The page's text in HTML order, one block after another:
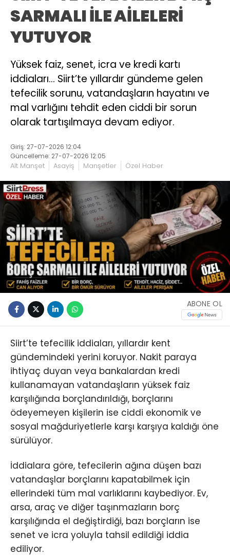
SARMALI İLE AİLELERİ
YUTUYOR
Yüksek faiz, senet, icra ve kredi kartı
iddiaları… Siirt’te yıllardır gündeme gelen
tefecilik sorunu, vatandaşların hayatını ve
mal varlığını tehdit eden ciddi bir sorun
olarak tartışılmaya devam ediyor.
Giriş: 27-07-2026 12:04
Güncelleme: 27-07-2026 12:05
Alt Manşet Asayiş Manşetler Özel Haber
ABONE OL
Siirt’te tefecilik iddiaları, yıllardır kent
gündemindeki yerini koruyor. Nakit paraya
ihtiyaç duyan veya bankalardan kredi
kullanamayan vatandaşların yüksek faiz
karşılığında borçlandırıldığı, borçlarını
ödeyemeyen kişilerin ise ciddi ekonomik ve
sosyal mağduriyetlerle karşı karşıya kaldığı öne
sürülüyor.
İddialara göre, tefecilerin ağına düşen bazı
vatandaşlar borçlarını kapatabilmek için
ellerindeki tüm mal varlıklarını kaybediyor. Ev,
arsa, araç ve diğer taşınmazların borç
karşılığında el değiştirdiği, bazı borçların ise
senet ve icra yoluyla tahsil edildiği iddia
ediliyor.